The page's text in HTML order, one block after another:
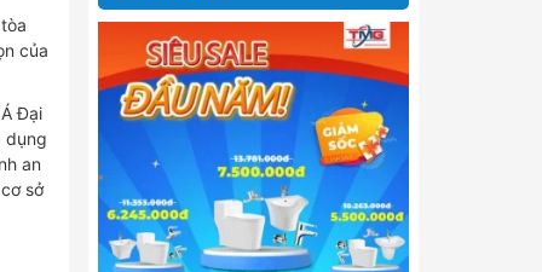
của
Đại
dụng
an
sở